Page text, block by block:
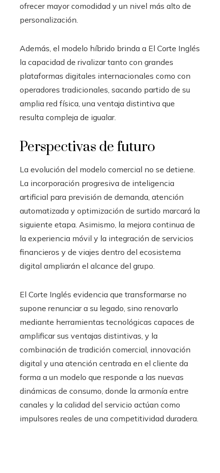
ofrecer mayor comodidad y un nivel más alto de
personalización.
Además, el modelo híbrido brinda a El Corte Inglés
la capacidad de rivalizar tanto con grandes
plataformas digitales internacionales como con
operadores tradicionales, sacando partido de su
amplia red física, una ventaja distintiva que
resulta compleja de igualar.
Perspectivas de futuro
La evolución del modelo comercial no se detiene.
La incorporación progresiva de inteligencia
artificial para previsión de demanda, atención
automatizada y optimización de surtido marcará la
siguiente etapa. Asimismo, la mejora continua de
la experiencia móvil y la integración de servicios
financieros y de viajes dentro del ecosistema
digital ampliarán el alcance del grupo.
El Corte Inglés evidencia que transformarse no
supone renunciar a su legado, sino renovarlo
mediante herramientas tecnológicas capaces de
amplificar sus ventajas distintivas, y la
combinación de tradición comercial, innovación
digital y una atención centrada en el cliente da
forma a un modelo que responde a las nuevas
dinámicas de consumo, donde la armonía entre
canales y la calidad del servicio actúan como
impulsores reales de una competitividad duradera.